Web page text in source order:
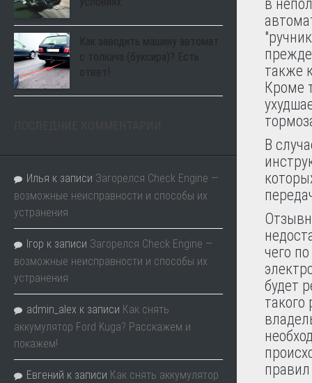
в
также
Кроме
В
чего
будет
Как заводить машину автомат
с толкача (буксира)? Есть
ответ!
Илья к записи Загорелся Check Engine —
возможные неисправности и способы их
устранения
Ігор к записи Загорелся Check Engine —
возможные неисправности и способы их
устранения
admin_alex к записи Как снять
аккумулятор Ford Kuga? Расскажем и
покажем!
Евгений к записи Как снять аккумулятор